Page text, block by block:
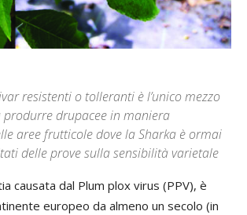
resistenti o tolleranti è l’unico mezzo
drupacee in maniera
aree frutticole dove la Sharka è ormai
delle prove sulla sensibilità varietale
causata dal Plum plox virus (PPV), è
europeo da almeno un secolo (in